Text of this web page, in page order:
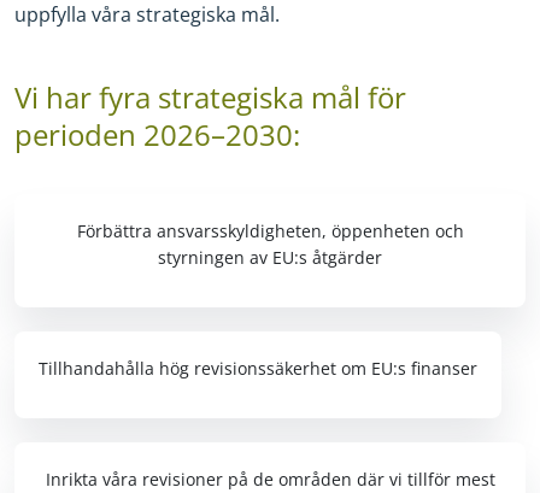
uppfylla våra strategiska mål.
Vi har fyra strategiska mål för
perioden 2026–2030:
Förbättra ansvarsskyldigheten, öppenheten och
styrningen av EU:s åtgärder
Tillhandahålla hög revisionssäkerhet om EU:s finanser
Inrikta våra revisioner på de områden där vi tillför mest